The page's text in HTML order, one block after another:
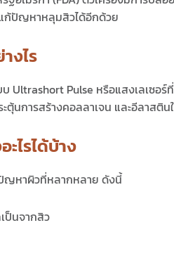
ก้ปัญหาหลุมสิวได้อีกด้วย
งไร
Ultrashort Pulse หรือแสงเลเซอ
ตุ้นการสร้างคอลลาเจน และอีลาส
ไรได้บ้าง
ญหาผิวที่หลากหลาย ดังนี้
ป็นจากสิว